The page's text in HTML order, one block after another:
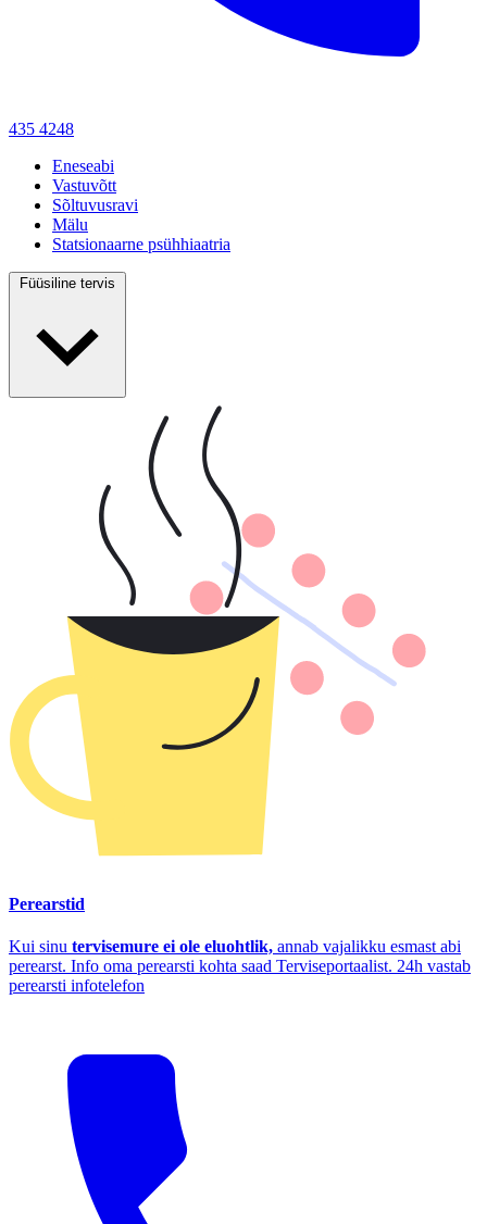
435 4248
Eneseabi
Vastuvõtt
Sõltuvusravi
Mälu
Statsionaarne psühhiaatria
Füüsiline tervis
Perearstid
Kui sinu tervisemure ei ole eluohtlik, annab vajalikku esmast abi
perearst. Info oma perearsti kohta saad Terviseportaalist. 24h vastab
perearsti infotelefon